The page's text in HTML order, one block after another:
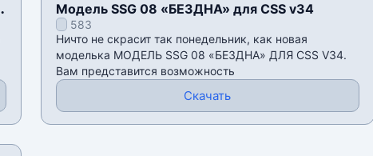
Модель SSG 08 «БЕЗДНА» для CSS v34
583
Ничто не скрасит так понедельник, как новая
моделька МОДЕЛЬ SSG 08 «БЕЗДНА» ДЛЯ CSS V34.
Вам представится возможность
Скачать